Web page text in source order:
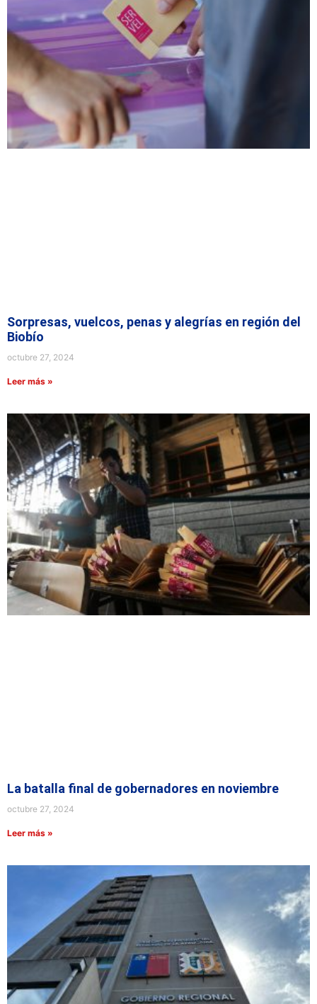
Sorpresas, vuelcos, penas y alegrías en región del
Biobío
octubre 27, 2024
Leer más »
La batalla final de gobernadores en noviembre
octubre 27, 2024
Leer más »